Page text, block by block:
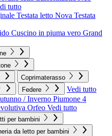
tutto
Testata letto Nova Testata
Cuscino in piuma vero Grand
Coprimaterasso
Federe
Vedi tutto
/ Inverno Piumone 4
Orfeo Vedi tutto
per bambini
da letto per bambini